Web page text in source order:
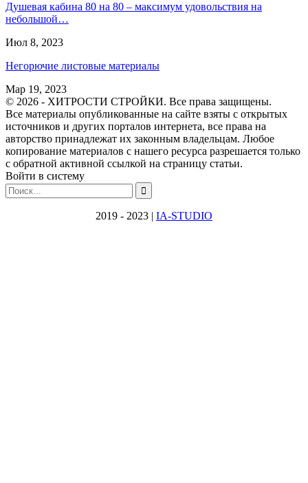
Душевая кабина 80 на 80 – максимум удовольствия на
небольшой…
Июл 8, 2023
Негорючие листовые материалы
Мар 19, 2023
© 2026 - ХИТРОСТИ СТРОЙКИ. Все права защищены.
Все материалы опубликованные на сайте взяты с открытых
источников и других порталов интернета, все права на
авторство принадлежат их законным владельцам. Любое
копирование материалов с нашего ресурса разрешается только
с обратной активной ссылкой на страницу статьи.
Войти в систему
2019 - 2023 | IA-STUDIO